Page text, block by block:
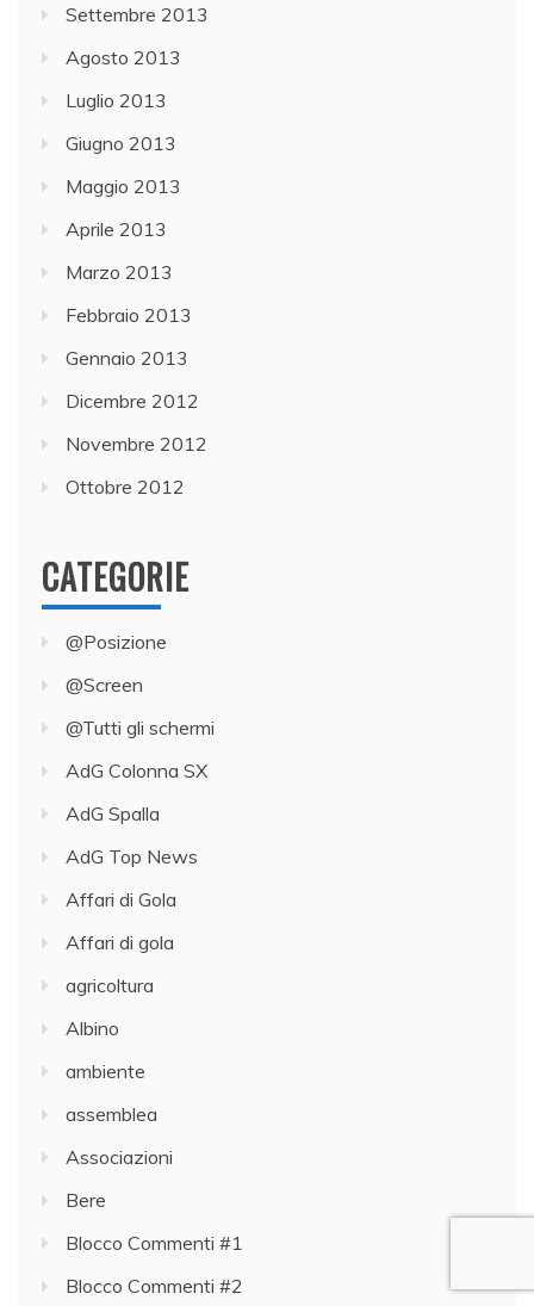
Settembre 2013
Agosto 2013
Luglio 2013
Giugno 2013
Maggio 2013
Aprile 2013
Marzo 2013
Febbraio 2013
Gennaio 2013
Dicembre 2012
Novembre 2012
Ottobre 2012
CATEGORIE
@Posizione
@Screen
@Tutti gli schermi
AdG Colonna SX
AdG Spalla
AdG Top News
Affari di Gola
Affari di gola
agricoltura
Albino
ambiente
assemblea
Associazioni
Bere
Blocco Commenti #1
Blocco Commenti #2